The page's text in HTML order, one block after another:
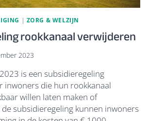
| ZORG & WELZIJN
rookkanaal verwijderen
2023
is een subsidieregeling
inwoners die hun rookkanaal
willen laten maken of
subsidieregeling kunnen inwoners